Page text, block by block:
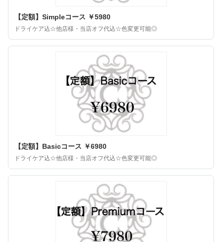
【定額】Simpleコース ￥5980
ドライケア込☆他店様・当店オフ代込☆色変更可能◎
【定額】Basicコース ￥6980
ドライケア込☆他店様・当店オフ代込☆色変更可能◎